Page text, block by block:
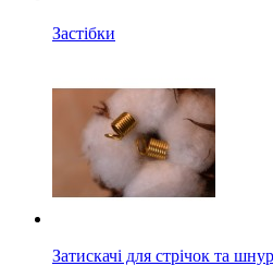
Застібки
Затискачі для стрічок та